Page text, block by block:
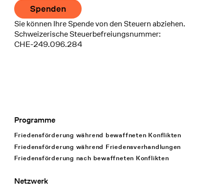
Spenden
Sie können Ihre Spende von den Steuern abziehen.
Schweizerische Steuerbefreiungsnummer:
CHE-249.096.284
Footer Navigation
Programme
Friedensförderung während bewaffneten Konflikten
Friedensförderung während Friedens­verhandlungen
Friedensförderung nach bewaffneten Konflikten
Netzwerk